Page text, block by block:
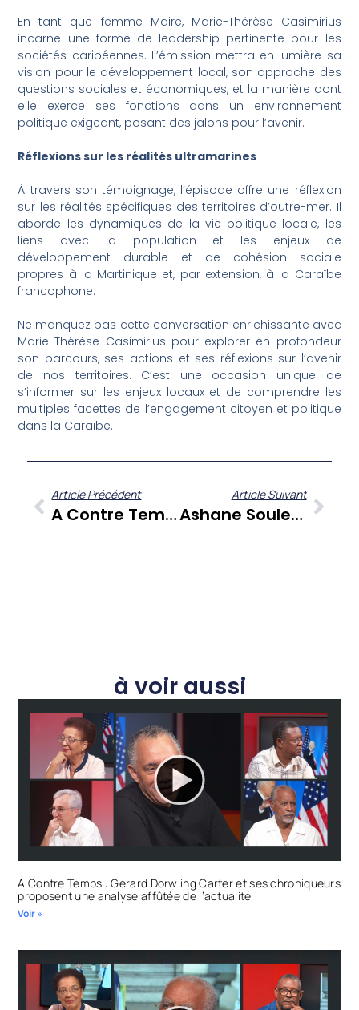
En tant que femme Maire, Marie-Thérèse Casimirius
incarne une forme de leadership pertinente pour les
sociétés caribéennes. L’émission mettra en lumière sa
vision pour le développement local, son approche des
questions sociales et économiques, et la manière dont
elle exerce ses fonctions dans un environnement
politique exigeant, posant des jalons pour l’avenir.
Réflexions sur les réalités ultramarines
À travers son témoignage, l’épisode offre une réflexion
sur les réalités spécifiques des territoires d’outre-mer. Il
aborde les dynamiques de la vie politique locale, les
liens avec la population et les enjeux de
développement durable et de cohésion sociale
propres à la Martinique et, par extension, à la Caraïbe
francophone.
Ne manquez pas cette conversation enrichissante avec
Marie-Thérèse Casimirius pour explorer en profondeur
son parcours, ses actions et ses réflexions sur l’avenir
de nos territoires. C’est une occasion unique de
s’informer sur les enjeux locaux et de comprendre les
multiples facettes de l’engagement citoyen et politique
dans la Caraïbe.
Article Précédent
A Contre Temps : Gérard Dorwling Carter Et Ses Chroniqueurs Offrent Une Perspective Renouvelée Sur L’actualité Des Antilles-Guyane
Article Suivant
Ashane Souleyman De Mirror Event Dévoile L’Urban Show : Un Hymne À La Culture Urbaine Caribéenne
à voir aussi
A Contre Temps : Gérard Dorwling Carter et ses chroniqueurs
proposent une analyse affûtée de l’actualité
Voir »